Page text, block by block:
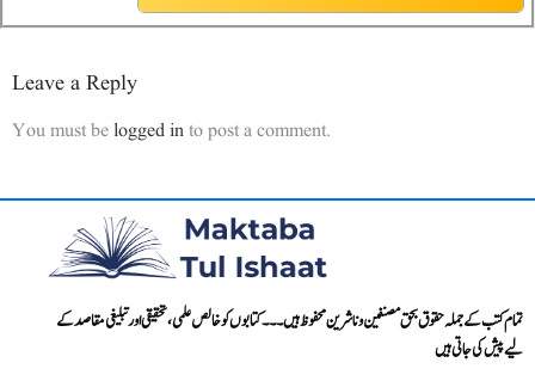
Leave a Reply
You must belogged into post a comment.
تمام کتب کے جملہ حقوق بحق مصنفین و ناشرین محفوظ ہیں۔۔۔ کتابوں کو خالص علمی، تحقیقی اور تبلیغی مقاصد کے
لیے پیش کی جاتی ہیں